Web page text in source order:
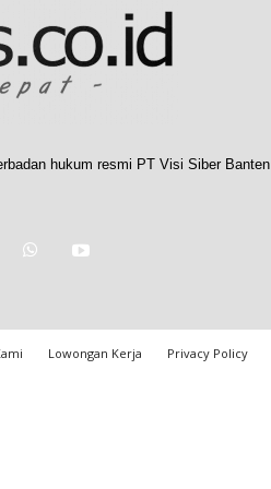
hukum resmi PT Visi Siber Banten
Lowongan Kerja Privacy Policy